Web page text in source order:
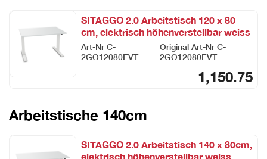
SITAGGO 2.0 Arbeitstisch 120 x 80
cm, elektrisch höhenverstellbar weiss
Art-Nr C-
2GO12080EVT
Original Art-NrC-
2GO12080EVT
1,150.75
Arbeitstische 140cm
SITAGGO 2.0 Arbeitstisch 140 x 80cm,
elektrisch höhenverstellbar weiss